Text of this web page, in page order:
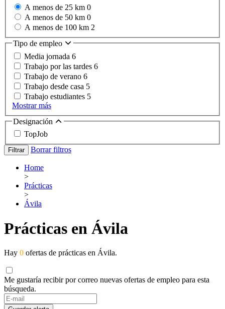
A menos de 25 km 0
A menos de 50 km 0
A menos de 100 km 2
Tipo de empleo
Media jornada 6
Trabajo por las tardes 6
Trabajo de verano 6
Trabajo desde casa 5
Trabajo estudiantes 5
Mostrar más
Designación
TopJob
Filtrar Borrar filtros
Home
>
Prácticas
>
Ávila
Prácticas en Ávila
Hay 0 ofertas de prácticas en Ávila.
Me gustaría recibir por correo nuevas ofertas de empleo para esta
búsqueda.
If
you